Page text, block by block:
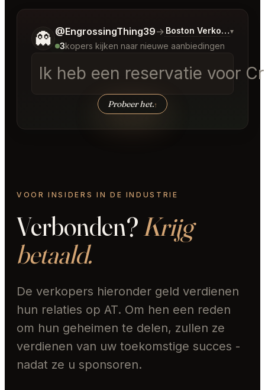
👻 @EngrossingThing39→ Boston Verkoopjes
▾
3kopers kijken naar nieuwe aanbiedingen
Ik heb een reservatie voor
Probeer het.↑
Vertel me wat je wilt.
VOOR INSIDERS IN DE INDUSTRIE
Verbonden?Krijg
betaald.
De verkopers hieronder geld verdienen
hun relaties op AT. Om hen een reden
om hun geheimen te delen, zullen ze
verdienen van uw toekomstige succes -
nadat ze u sponsoren.